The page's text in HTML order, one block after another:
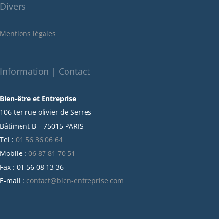
mai 2022
décembre 2021
octobre 2021
juillet 2021
juin 2021
mai 2021
avril 2021
mars 2021
février 2021
Divers
Mentions légales
Information | Contact
Bien-être et Entreprise
106 ter rue olivier de Serres
Bâtiment B – 75015 PARIS
Tel : 01 56 36 06 64
Mobile : 06 87 81 70 51
Fax : 01 56 08 13 36
E-mail : contact@bien-entreprise.com